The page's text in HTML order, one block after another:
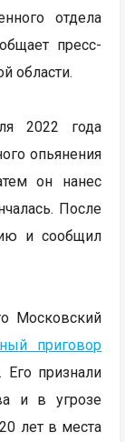
отдела
пресс-
области.
2022 года
опьянения
он нанес
После
и сообщил
Московский
приговор
Его признали
и в угрозе
лет в места